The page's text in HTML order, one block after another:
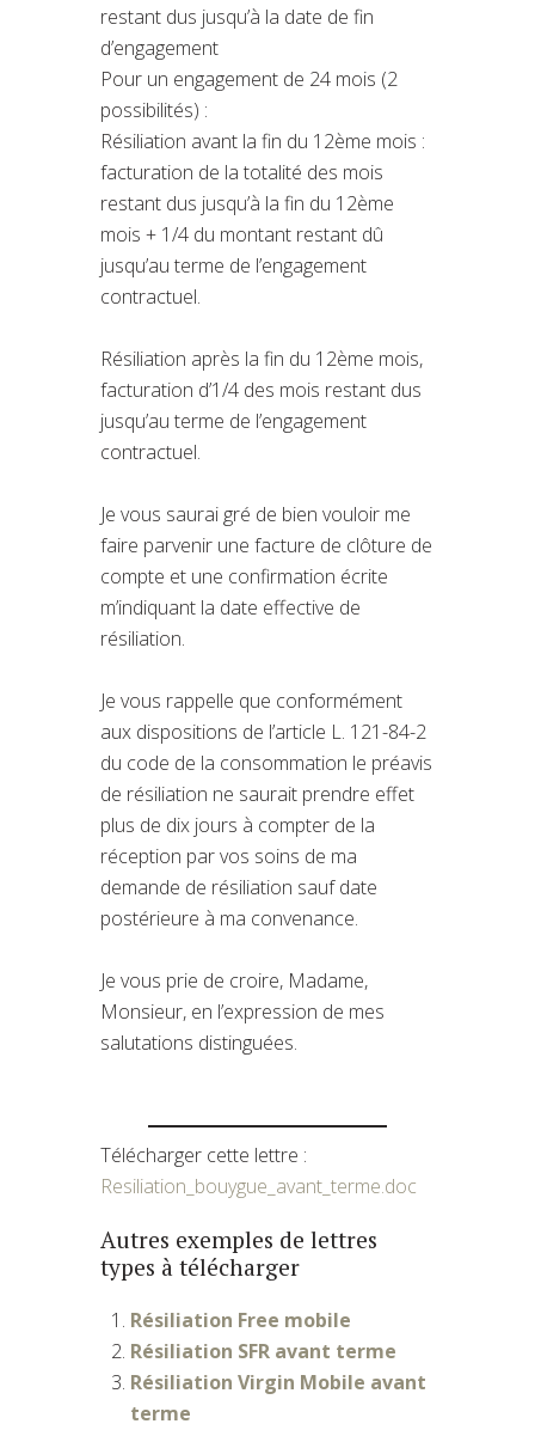
restant dus jusqu’à la date de fin
d’engagement
Pour un engagement de 24 mois (2
possibilités) :
Résiliation avant la fin du 12ème mois :
facturation de la totalité des mois
restant dus jusqu’à la fin du 12ème
mois + 1/4 du montant restant dû
jusqu’au terme de l’engagement
contractuel.
Résiliation après la fin du 12ème mois,
facturation d’1/4 des mois restant dus
jusqu’au terme de l’engagement
contractuel.
Je vous saurai gré de bien vouloir me
faire parvenir une facture de clôture de
compte et une confirmation écrite
m’indiquant la date effective de
résiliation.
Je vous rappelle que conformément
aux dispositions de l’article L. 121-84-2
du code de la consommation le préavis
de résiliation ne saurait prendre effet
plus de dix jours à compter de la
réception par vos soins de ma
demande de résiliation sauf date
postérieure à ma convenance.
Je vous prie de croire, Madame,
Monsieur, en l’expression de mes
salutations distinguées.
Télécharger cette lettre :
Resiliation_bouygue_avant_terme.doc
Autres exemples de lettres
types à télécharger
Résiliation Free mobile
Résiliation SFR avant terme
Résiliation Virgin Mobile avant
terme